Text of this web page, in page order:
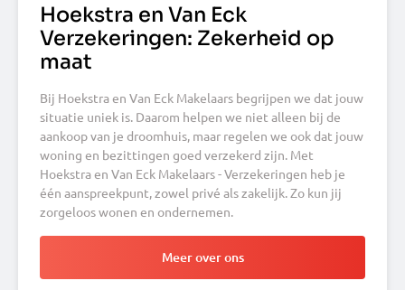
Hoekstra en Van Eck
Verzekeringen: Zekerheid op
maat
Bij Hoekstra en Van Eck Makelaars begrijpen we dat jouw
situatie uniek is. Daarom helpen we niet alleen bij de
aankoop van je droomhuis, maar regelen we ook dat jouw
woning en bezittingen goed verzekerd zijn. Met
Hoekstra en Van Eck Makelaars - Verzekeringen heb je
één aanspreekpunt, zowel privé als zakelijk. Zo kun jij
zorgeloos wonen en ondernemen.
Meer over ons